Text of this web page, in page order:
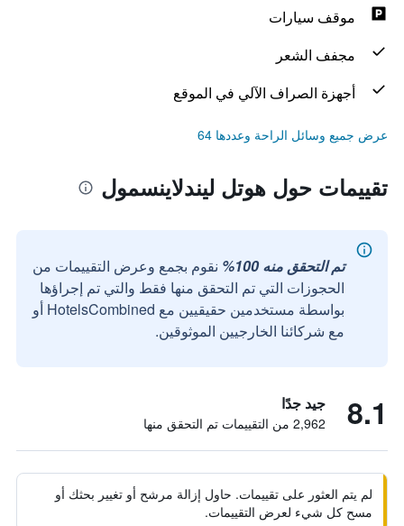
موقف سيارات
مجفف الشعر
أجهزة الصراف الآلي في الموقع
عرض جميع وسائل الراحة وعددها 64
تقييمات حول هوتل ليندلاينسمول
تم التحقق منه 100%
نقوم بجمع وعرض التقييمات من
الحجوزات التي تم التحقق منها فقط والتي تم إجراؤها
بواسطة مستخدمين حقيقيين مع HotelsCombined أو
مع شركائنا الخارجيين الموثوقين.
8.1 جيد جدًا
2,962 من التقييمات تم التحقق منها
لم يتم العثور على تقييمات. حاول إزالة مرشح أو تغيير بحثك أو
مسح كل شيء لعرض التقييمات.